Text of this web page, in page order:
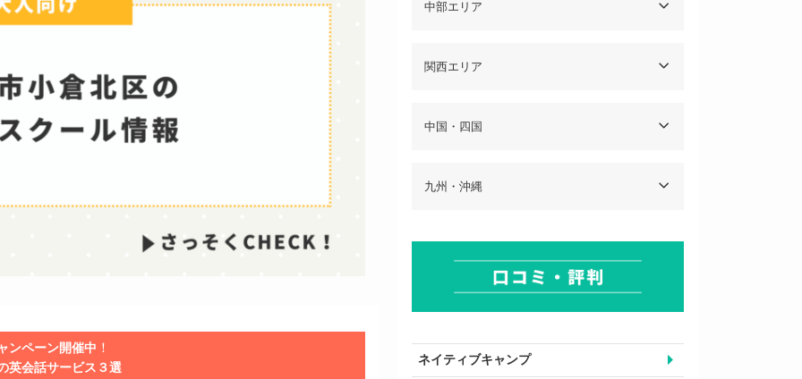
ンペーン開催中 ！
英会話サービス３選
中部エリア
関西エリア
中国・四国
九州・沖縄
ネイティブキャンプ